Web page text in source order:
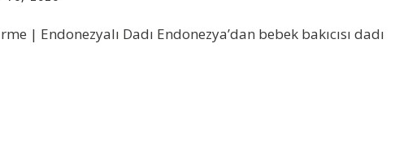
| Endonezyalı Dadı Endonezya’dan bebek bakıcısı dadı